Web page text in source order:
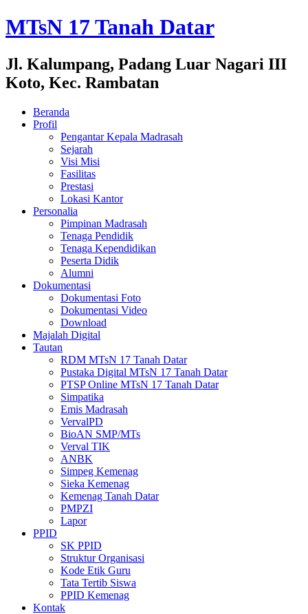
MTsN 17 Tanah Datar
Jl. Kalumpang, Padang Luar Nagari III
Koto, Kec. Rambatan
Beranda
Profil
Pengantar Kepala Madrasah
Sejarah
Visi Misi
Fasilitas
Prestasi
Lokasi Kantor
Personalia
Pimpinan Madrasah
Tenaga Pendidik
Tenaga Kependidikan
Peserta Didik
Alumni
Dokumentasi
Dokumentasi Foto
Dokumentasi Video
Download
Majalah Digital
Tautan
RDM MTsN 17 Tanah Datar
Pustaka Digital MTsN 17 Tanah Datar
PTSP Online MTsN 17 Tanah Datar
Simpatika
Emis Madrasah
VervalPD
BioAN SMP/MTs
Verval TIK
ANBK
Simpeg Kemenag
Sieka Kemenag
Kemenag Tanah Datar
PMPZI
Lapor
PPID
SK PPID
Struktur Organisasi
Kode Etik Guru
Tata Tertib Siswa
PPID Kemenag
Kontak